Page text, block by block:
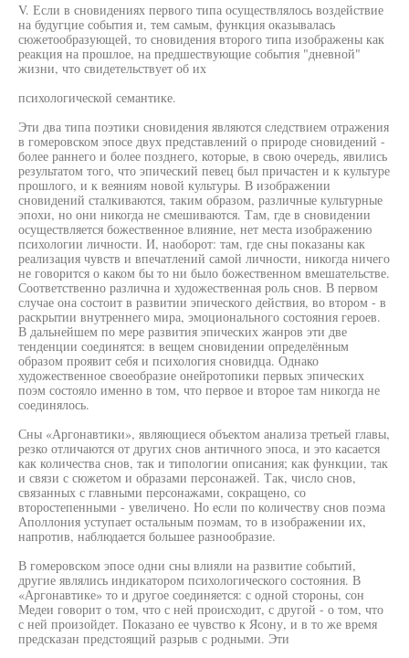
V. Если в сновидениях первого типа осуществлялось воздействие
на будугцие события и, тем самым, функция оказывалась
сюжетообразующей, то сновидения второго типа изображены как
реакция на прошлое, на предшествующие события "дневной"
жизни, что свидетельствует об их
психологической семантике.
Эти два типа поэтики сновидения являются следствием отражения
в гомеровском эпосе двух представлений о природе сновидений -
более раннего и более позднего, которые, в свою очередь, явились
результатом того, что эпический певец был причастен и к культуре
прошлого, и к веяниям новой культуры. В изображении
сновидений сталкиваются, таким образом, различные культурные
эпохи, но они никогда не смешиваются. Там, где в сновидении
осуществляется божественное влияние, нет места изображению
психологии личности. И, наоборот: там, где сны показаны как
реализация чувств и впечатлений самой личности, никогда ничего
не говорится о каком бы то ни было божественном вмешательстве.
Соответственно различна и художественная роль снов. В первом
случае она состоит в развитии эпического действия, во втором - в
раскрытии внутреннего мира, эмоционального состояния героев.
В дальнейшем по мере развития эпических жанров эти две
тенденции соединятся: в вещем сновидении определённым
образом проявит себя и психология сновидца. Однако
художественное своеобразие онейротопики первых эпических
поэм состояло именно в том, что первое и второе там никогда не
соединялось.
Сны «Аргонавтики», являющиеся объектом анализа третьей главы,
резко отличаются от других снов античного эпоса, и это касается
как количества снов, так и типологии описания; как функции, так
и связи с сюжетом и образами персонажей. Так, число снов,
связанных с главными персонажами, сокращено, со
второстепенными - увеличено. Но если по количеству снов поэма
Аполлония уступает остальным поэмам, то в изображении их,
напротив, наблюдается большее разнообразие.
В гомеровском эпосе одни сны влияли на развитие событий,
другие являлись индикатором психологического состояния. В
«Аргонавтике» то и другое соединяется: с одной стороны, сон
Медеи говорит о том, что с ней происходит, с другой - о том, что
с ней произойдет. Показано ее чувство к Ясону, и в то же время
предсказан предстоящий разрыв с родными. Эти